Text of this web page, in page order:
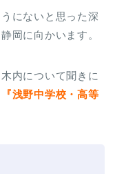
にないと思った深
岡に向かいます。
内について聞きに
『浅野中学校・高等